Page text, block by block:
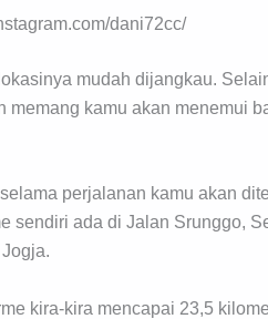
dani72cc/
mudah dijangkau.
kamu akan menemui
perjalanan kamu akan
sendiri ada di Jalan Srunggo,
kira-kira mencapai 23,5